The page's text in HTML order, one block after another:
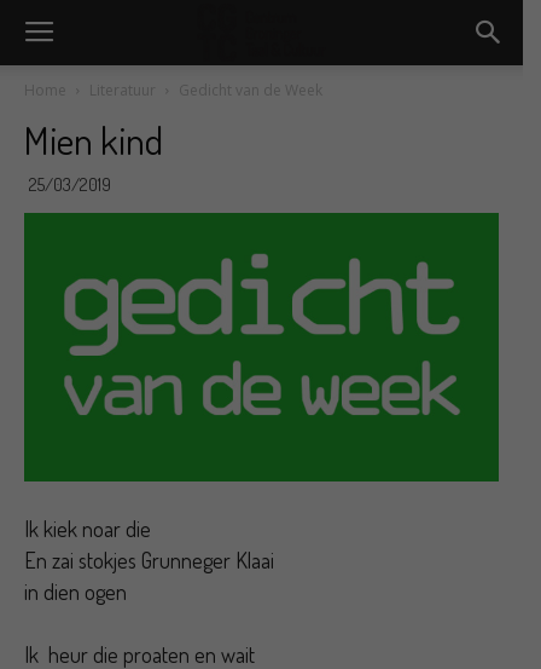
Home Literatuur Gedicht van de Week
Mien kind
25/03/2019
Ik kiek noar die
En zai stokjes Grunneger Klaai
in dien ogen
Ik heur die proaten en wait